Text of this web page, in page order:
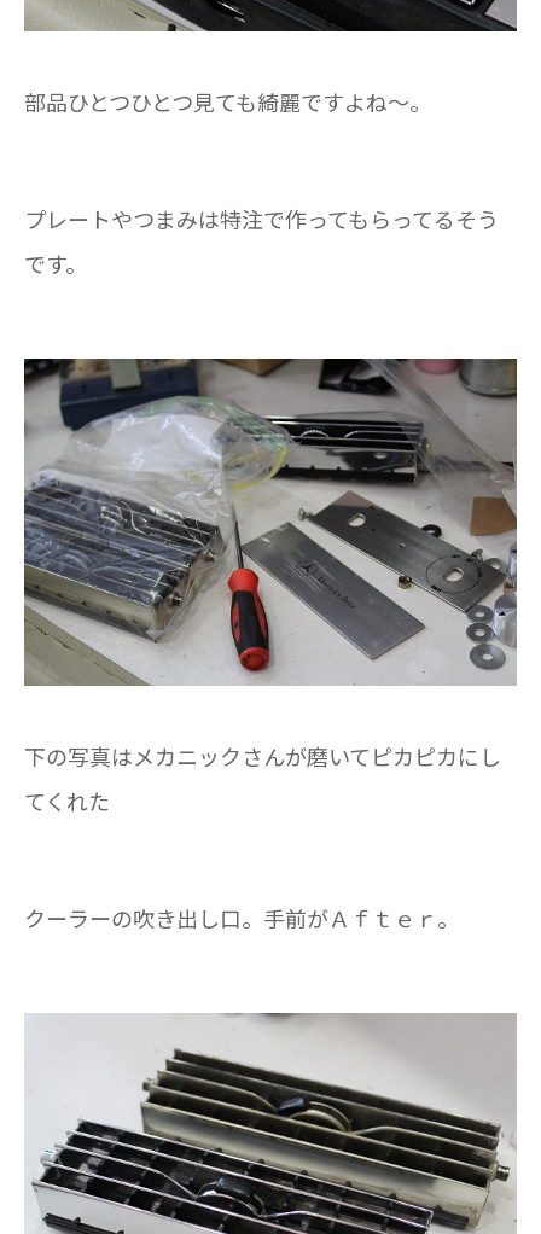
部品ひとつひとつ見ても綺麗ですよね～。
プレートやつまみは特注で作ってもらってるそう
です。
下の写真はメカニックさんが磨いてピカピカにし
てくれた
クーラーの吹き出し口。手前がＡｆｔｅｒ。